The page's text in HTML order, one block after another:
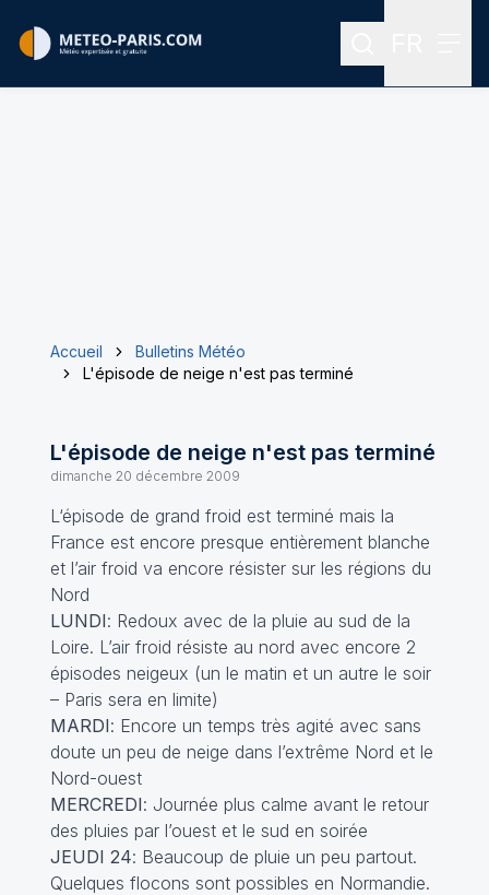
Rechercher
Accueil
Bulletins Météo
L'épisode de neige n'est pas terminé
L'épisode de neige n'est pas terminé
dimanche 20 décembre 2009
L‘épisode de grand froid est terminé mais la
France est encore presque entièrement blanche
et l’air froid va encore résister sur les régions du
Nord
LUNDI: Redoux avec de la pluie au sud de la
Loire. L’air froid résiste au nord avec encore 2
épisodes neigeux (un le matin et un autre le soir
– Paris sera en limite)
MARDI: Encore un temps très agité avec sans
doute un peu de neige dans l’extrême Nord et le
Nord-ouest
MERCREDI: Journée plus calme avant le retour
des pluies par l’ouest et le sud en soirée
JEUDI 24: Beaucoup de pluie un peu partout.
Quelques flocons sont possibles en Normandie.